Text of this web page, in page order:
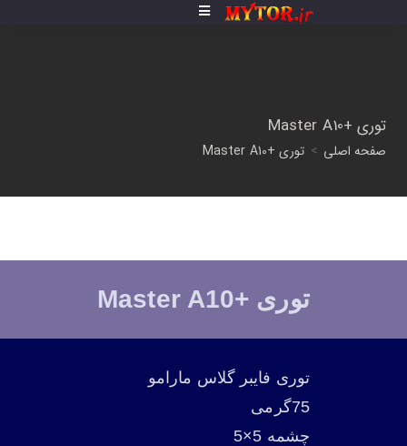
توری +Master A10
صفحه اصلی > توری +Master A10
توری +Master A10
توری فایبر گلاس مارامو
75گرمی
چشمه 5×5